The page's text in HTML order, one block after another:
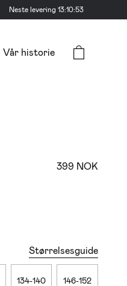
Neste levering 13:10:52
Vår historie
399 NOK
Størrelsesguide
134-140 146-152